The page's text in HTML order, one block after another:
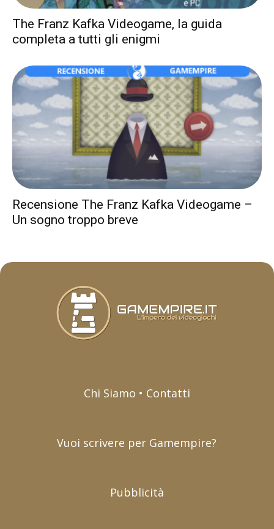
The Franz Kafka Videogame, la guida
completa a tutti gli enigmi
Recensione The Franz Kafka Videogame –
Un sogno troppo breve
Chi Siamo • Contatti
Vuoi scrivere per Gamempire?
Pubblicità